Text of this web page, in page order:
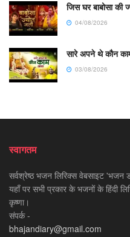
जिस घर बाबोसा की
04/08/2026
सारे अपने थे कौन
03/08/2026
स्वागतम
सर्वश्रेष्ठ भजन लिरिक्स वेबसाइट 'भजन
यहाँ पर सभी प्रकार के भजनों के हिंदी
कृष्णा।
संपर्क -
bhajandiary@gmail.com